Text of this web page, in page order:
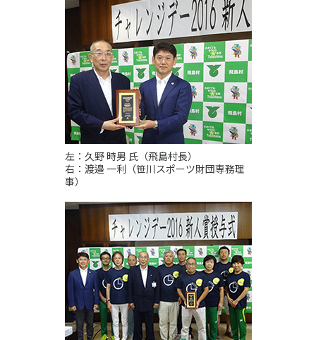
ソーシャルメディア運営方針
© 2020
自治体との連携
各教育機関との連携
スポーツ振興団体との連携
【動画】スポーツでアクティブなまちづくり
知る学ぶ
SPORT POLICY INCUBATOR ―スポーツ政策の『卵』 ―
スポーツ 歴史の検証
スポーツ辞典
SSF BOOKS
左：久野 時男 氏（飛島村長）
右：渡邉 一利（笹川スポーツ財団専務理
事）